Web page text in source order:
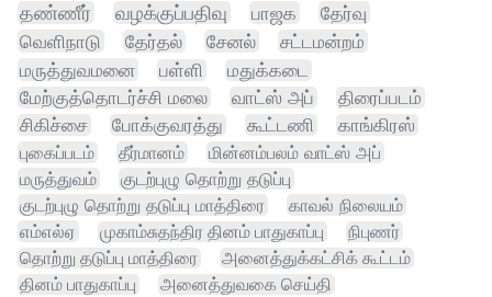
தண்ணீர்
வழக்குப்பதிவு பாஜக
தேர்வு
வெளிநாடு
தேர்தல் சேனல்
சட்டமன்றம்
மருத்துவமனை
பள்ளி
மதுக்கடை
மேற்குத்தொடர்ச்சி மலை
வாட்ஸ் அப்
திரைப்படம்
சிகிச்சை
போக்குவரத்து கூட்டணி
காங்கிரஸ்
புகைப்படம்
தீர்மானம்
மின்னம்பலம் வாட்ஸ் அப்
மருத்துவம்
குடற்புழு தொற்று தடுப்பு
குடற்புழு தொற்று தடுப்பு மாத்திரை
காவல் நிலையம்
எம்எல்ஏ
முகாம்சுதந்திர தினம் பாதுகாப்பு
நிபுணர்
தொற்று தடுப்பு மாத்திரை
அனைத்துக்கட்சிக் கூட்டம்
தினம் பாதுகாப்பு
அனைத்துவகை செய்தி